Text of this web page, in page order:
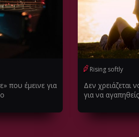
που έμεινε για
Rising softly
Δεν χρειάζεται
για να αγαπηθείς